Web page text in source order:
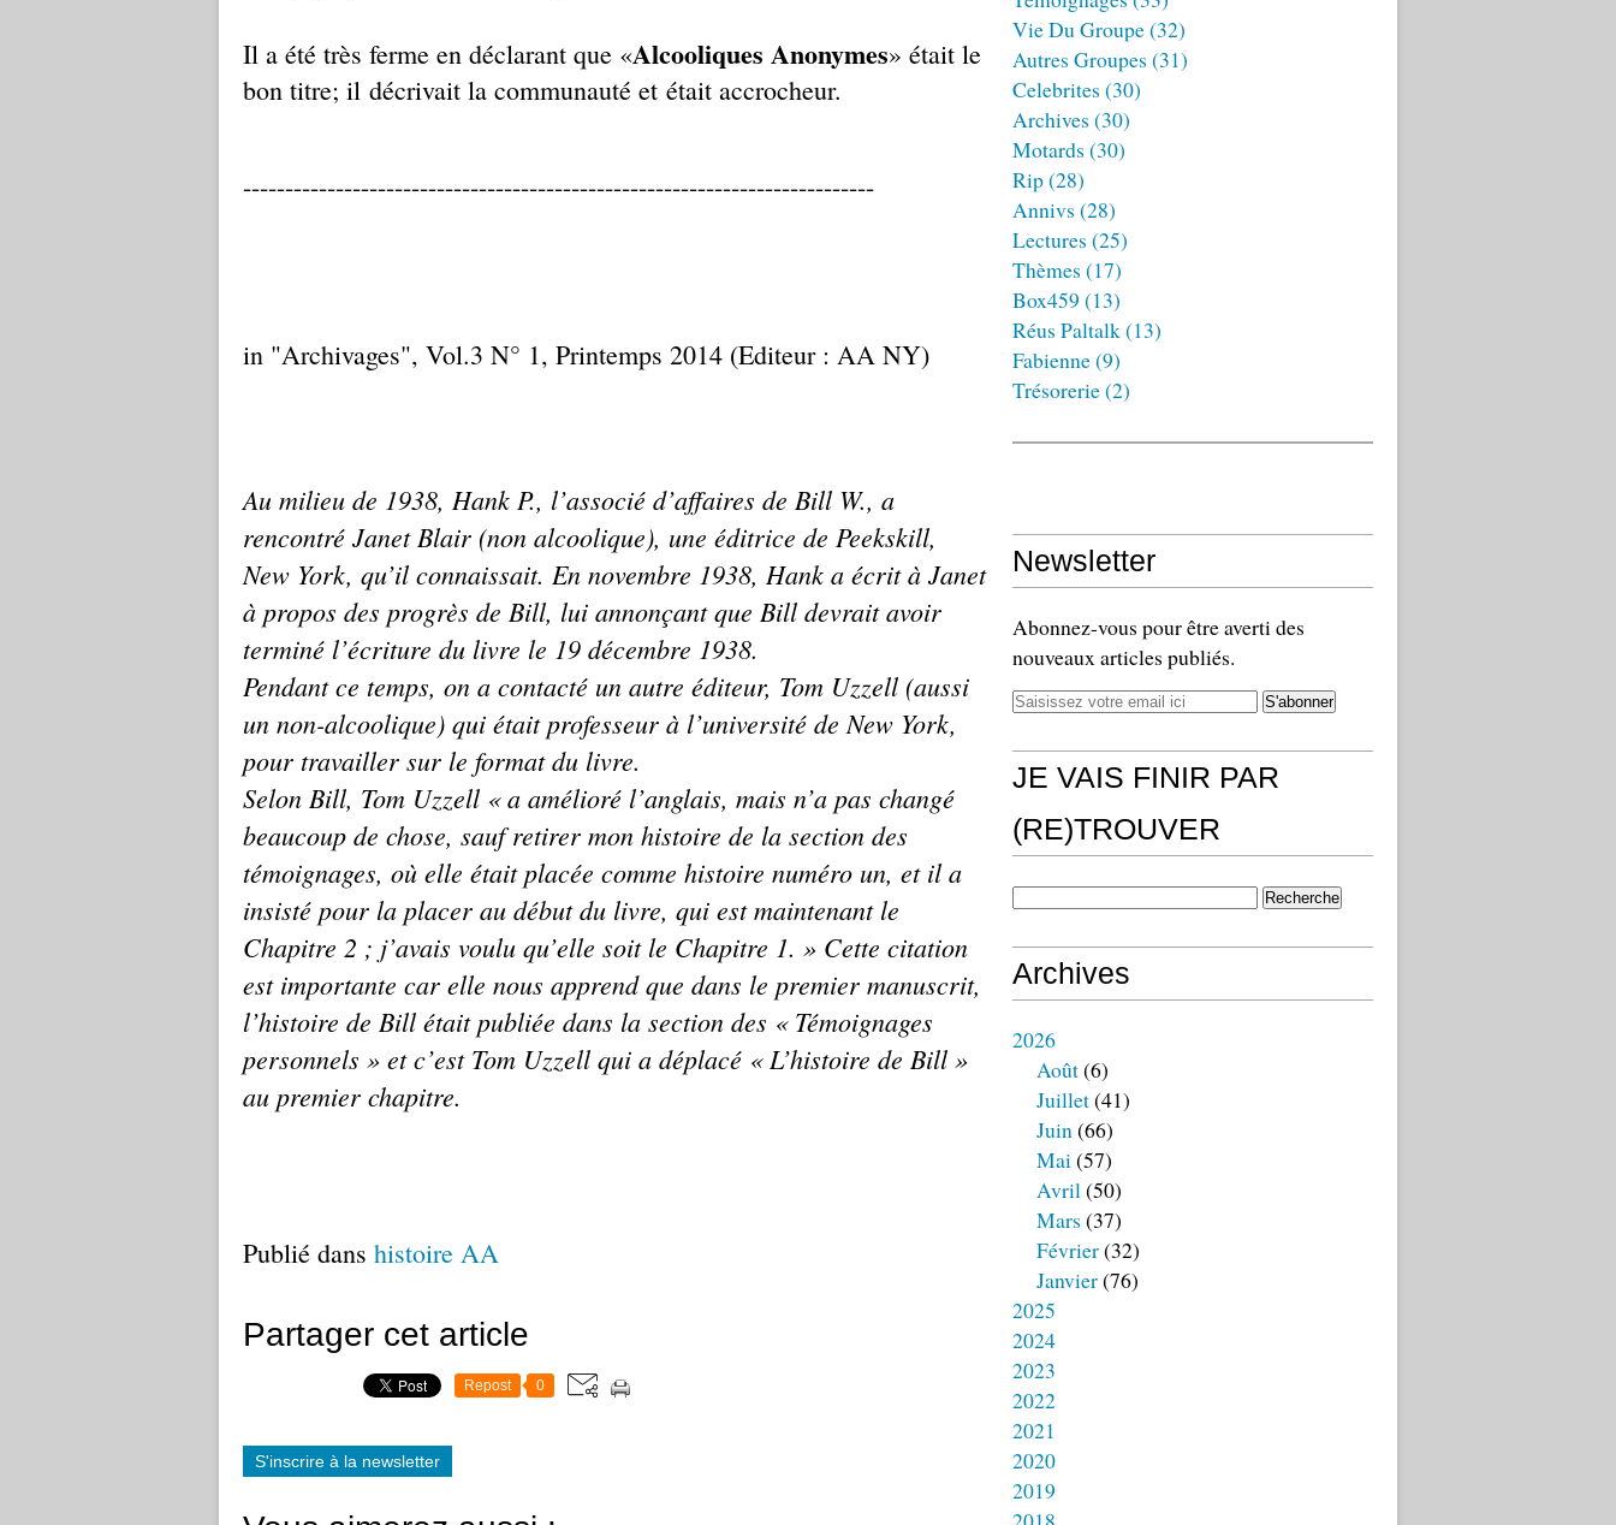
Il a été très ferme en déclarant que «Alcooliques Anonymes» était le
bon titre; il décrivait la communauté et était accrocheur.
---------------------------------------------------------------------------
in "Archivages", Vol.3 N° 1, Printemps 2014 (Editeur : AA NY)
Au milieu de 1938, Hank P., l’associé d’affaires de Bill W., a
rencontré Janet Blair (non alcoolique), une éditrice de Peekskill,
New York, qu’il connaissait. En novembre 1938, Hank a écrit à Janet
à propos des progrès de Bill, lui annonçant que Bill devrait avoir
terminé l’écriture du livre le 19 décembre 1938.
Pendant ce temps, on a contacté un autre éditeur, Tom Uzzell (aussi
un non-alcoolique) qui était professeur à l’université de New York,
pour travailler sur le format du livre.
Selon Bill, Tom Uzzell « a amélioré l’anglais, mais n’a pas changé
beaucoup de chose, sauf retirer mon histoire de la section des
témoignages, où elle était placée comme histoire numéro un, et il a
insisté pour la placer au début du livre, qui est maintenant le
Chapitre 2 ; j’avais voulu qu’elle soit le Chapitre 1. » Cette citation
est importante car elle nous apprend que dans le premier manuscrit,
l’histoire de Bill était publiée dans la section des « Témoignages
personnels » et c’est Tom Uzzell qui a déplacé « L’histoire de Bill »
au premier chapitre.
Publié dans histoire AA
Partager cet article
Repost 0
S'inscrire à la newsletter
Vie Du Groupe(32)
Autres Groupes (31)
Celebrites (30)
Archives (30)
Motards (30)
Rip(28)
Annivs (28)
Lectures (25)
Thèmes (17)
Box459 (13)
Réus Paltalk(13)
Fabienne(9)
Trésorerie(2)
Newsletter
Abonnez-vous pour être averti des
nouveaux articles publiés.
JE VAIS FINIR PAR
(RE)TROUVER
Archives
2026
Août(6)
Juillet(41)
Juin(66)
Mai(57)
Avril(50)
Mars (37)
Février(32)
Janvier(76)
2025
2024
2023
2022
2021
2020
2019